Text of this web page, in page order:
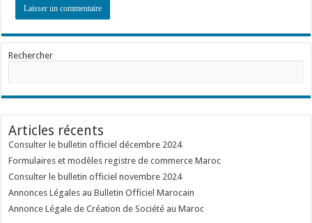
Rechercher
Articles récents
Consulter le bulletin officiel décembre 2024
Formulaires et modèles registre de commerce Maroc
Consulter le bulletin officiel novembre 2024
Annonces Légales au Bulletin Officiel Marocain
Annonce Légale de Création de Société au Maroc